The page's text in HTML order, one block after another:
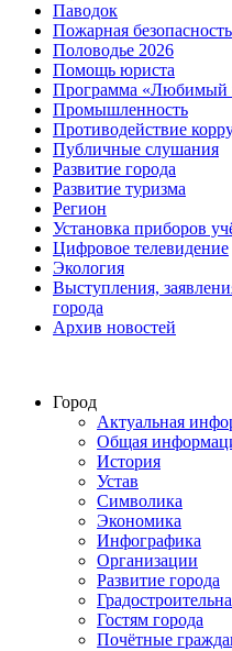
Паводок
Пожарная безопасность
Половодье 2026
Помощь юриста
Программа «Любимый
Промышленность
Противодействие
Публичные слушания
Развитие города
Развитие туризма
Регион
Установка приборов
Цифровое телевидение
Экология
Выступления,
города
Архив новостей
Город
Актуальная
Общая
История
Устав
Символика
Экономика
Инфографика
Организации
Развитие города
Гостям города
Почётные